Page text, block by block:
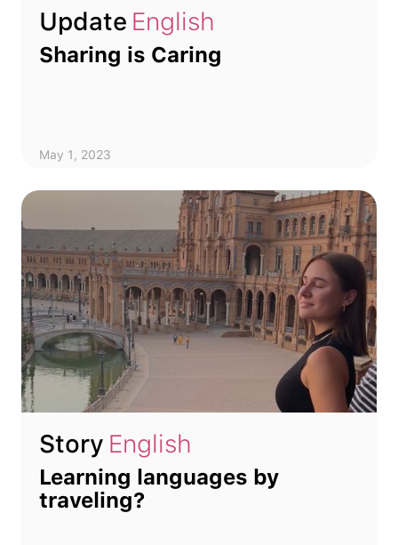
Update English
Sharing is Caring
May 1, 2023
Story English
Learning languages by
traveling?